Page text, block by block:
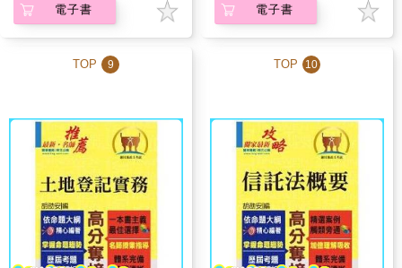
電子書 電子書
TOP 9 TOP 10